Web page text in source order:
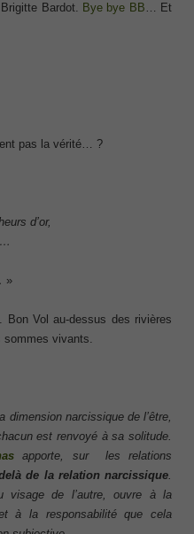
Bardot. Bye bye BB … Et
pas la vérité… ?
d’or,
»
Vol au-dessus des rivières
sommes vivants.
dimension narcissique de l’être,
est renvoyé à sa solitude.
apporte, sur les relations
de la relation narcissique.
visage de l’autre, ouvre à la
à la responsabilité que cela